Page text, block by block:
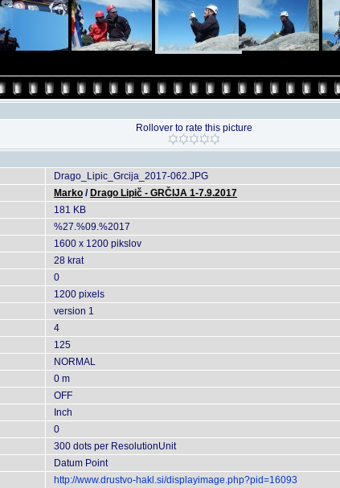
Rollover to rate this picture
Drago_Lipic_Grcija_2017-062.JPG
Marko / Drago Lipič - GRČIJA 1-7.9.2017
181 KB
%27.%09.%2017
1600 x 1200 pikslov
28 krat
0
1200 pixels
version 1
4
125
NORMAL
0 m
OFF
Inch
0
300 dots per ResolutionUnit
Datum Point
http://www.drustvo-hakl.si/displayimage.php?pid=16093